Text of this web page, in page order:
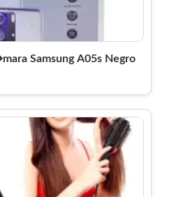
Samsung A05s Negro